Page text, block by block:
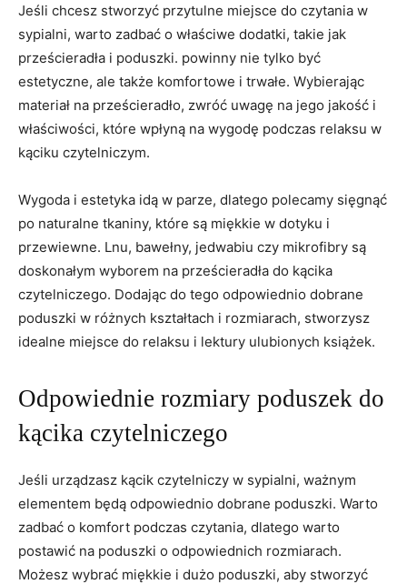
Jeśli chcesz stworzyć ⁤przytulne miejsce‍ do czytania w
sypialni, warto zadbać o właściwe dodatki, takie ‍jak
prześcieradła i poduszki. powinny nie tylko być
estetyczne, ale także komfortowe i trwałe. Wybierając​
materiał na prześcieradło, zwróć uwagę na jego jakość i
właściwości, ​które wpłyną na wygodę‌ podczas relaksu ⁣w
kąciku czytelniczym.
Wygoda i ​estetyka idą w parze, dlatego polecamy sięgnąć
po naturalne tkaniny, które są⁢ miękkie w dotyku i
przewiewne. Lnu, bawełny, jedwabiu czy mikrofibry są
doskonałym wyborem na prześcieradła do kącika⁤
czytelniczego. Dodając do tego ‌odpowiednio ​dobrane
poduszki w różnych kształtach i rozmiarach, ‍stworzysz
idealne miejsce do relaksu i lektury ulubionych książek.
Odpowiednie ⁣rozmiary poduszek do
kącika czytelniczego
Jeśli urządzasz kącik czytelniczy w sypialni, ważnym
elementem będą odpowiednio dobrane⁤ poduszki. Warto
zadbać o ​komfort podczas czytania, dlatego warto
postawić na poduszki o odpowiednich rozmiarach.
Możesz⁣ wybrać miękkie i dużo poduszki, aby stworzyć